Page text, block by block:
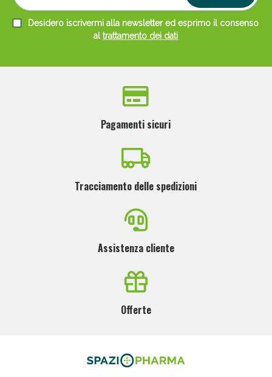
Desidero iscrivermi alla newsletter ed esprimo il consenso
altrattamento dei dati
Pagamenti sicuri
Tracciamento delle spedizioni
Assistenza cliente
Offerte